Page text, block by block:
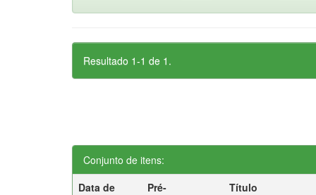
Resultado 1-1 de 1.
Conjunto de itens:
Data de
Pré-
Título